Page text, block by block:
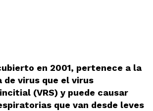
en 2001, pertenece a la
de virus que el virus
(VRS) y puede causar
que van desde leves